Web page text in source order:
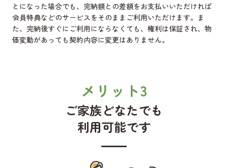
とになった場合でも、完納額との差額をお支払いいただければ
会員特典などのサービスをそのままご利用いただけます。ま
た、完納後すぐにご利用にならなくても、権利は保証され、物
価変動があっても契約内容に変更はありません。
メリット3
ご家族どなたでも
利用可能です